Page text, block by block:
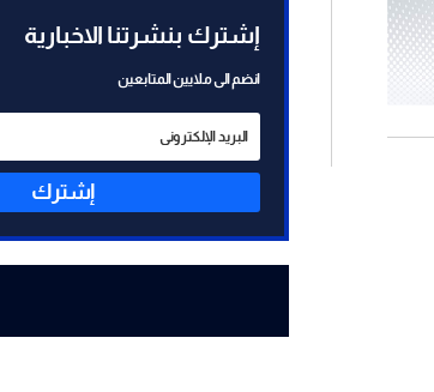
إشترك بنشرتنا الاخبارية
انضم الى ملايين المتابعين
إشترك